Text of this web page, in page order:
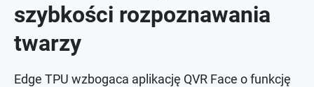
szybkości rozpoznawania
twarzy
Edge TPU wzbogaca aplikację QVR Face o funkcję